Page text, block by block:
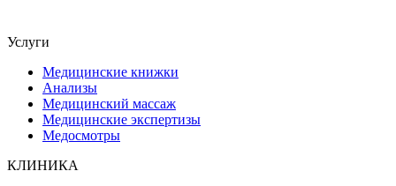
Услуги
Медицинские книжки
Анализы
Медицинский массаж
Медицинские экспертизы
Медосмотры
КЛИНИКА